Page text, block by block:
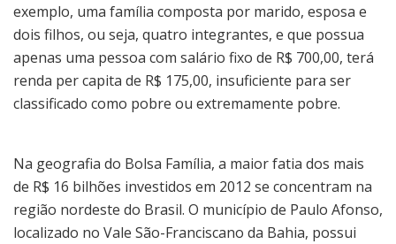
exemplo, uma família composta por marido, esposa e
dois filhos, ou seja, quatro integrantes, e que possua
apenas uma pessoa com salário fixo de R$ 700,00, terá
renda per capita de R$ 175,00, insuficiente para ser
classificado como pobre ou extremamente pobre.
Na geografia do Bolsa Família, a maior fatia dos mais
de R$ 16 bilhões investidos em 2012 se concentram na
região nordeste do Brasil. O município de Paulo Afonso,
localizado no Vale São-Franciscano da Bahia, possui